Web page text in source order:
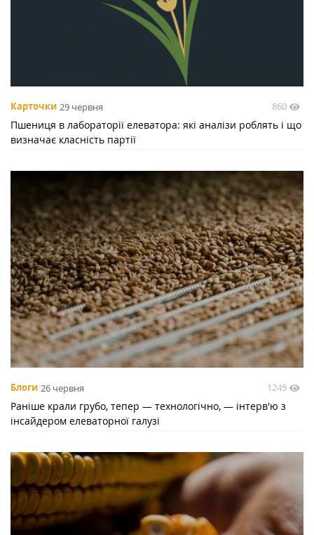
Карточки 29 червня 860
Пшениця в лабораторії елеватора: які аналізи роблять і що
визначає класність партії
Блоги 26 червня 1249
Раніше крали грубо, тепер — технологічно, — інтерв'ю з
інсайдером елеваторної галузі